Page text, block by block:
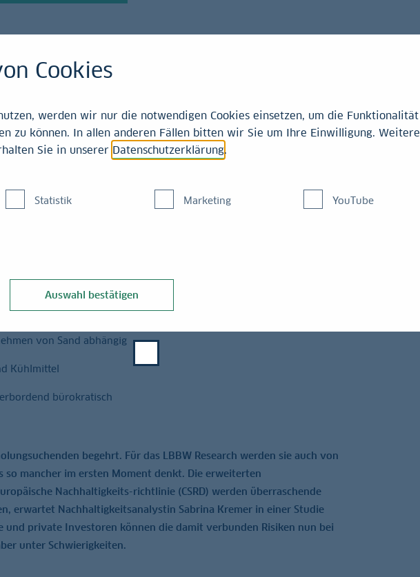
zeigen verborgene
banalen Stoffen abhängig
von Sand abhängig
Kühlmittel
bürokratisch
begehrt. Für das LBBW Research werden sie auch von
mancher im ersten Moment denkt. Die erweiterten
Nachhaltigkeits-richtlinie (CSRD) werden überraschende
erwartet Nachhaltigkeitsanalystin Sabrina Kremer in einer Studie
private Investoren können die damit verbunden Risiken nun bei
unter Schwierigkeiten.
Cookies
werden wir nur die notwendigen Cookies einsetzen, um die Funktionalität
zu können. In allen anderen Fällen bitten wir Sie um Ihre Einwilligung. Weitere
Sie in unserer Datenschutzerklärung.
Statistik Marketing YouTube
Auswahl bestätigen